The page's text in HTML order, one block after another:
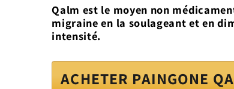
Qalm est le moyen non
migraine en la soulageant et en
intensité.
ACHETER PAINGONE